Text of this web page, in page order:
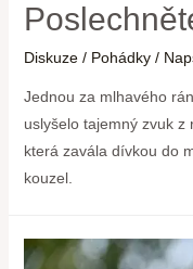
Diskuze / Pohádky/
Jednou za mlhavého
uslyšelo tajemný zvuk z
která zavála dívkou do
kouzel.